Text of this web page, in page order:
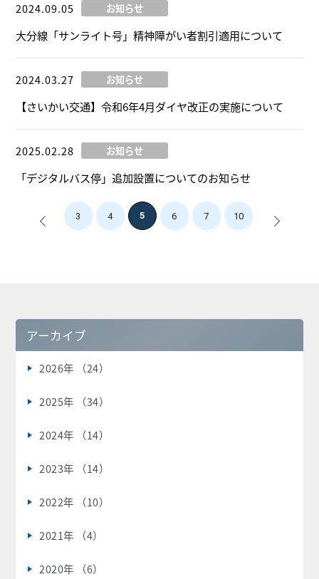
2024.09.05 お知らせ
大分線「サンライト号」精神障がい者割引適用について
2024.03.27 お知らせ
【さいかい交通】令和6年4月ダイヤ改正の実施について
2025.02.28 お知らせ
「デジタルバス停」追加設置についてのお知らせ
< 3 4 5 6 7 10 >
アーカイブ
2026年 （24）
2025年 （34）
2024年 （14）
2023年 （14）
2022年 （10）
2021年 （4）
2020年 （6）